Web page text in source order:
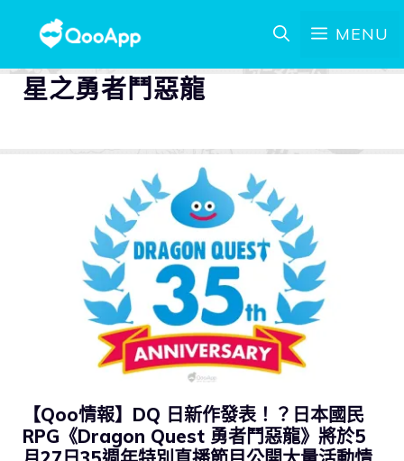
MENU
星之勇者鬥惡龍
【Qoo情報】DQ 日新作發表！？日本國民
RPG《Dragon Quest 勇者鬥惡龍》將於5